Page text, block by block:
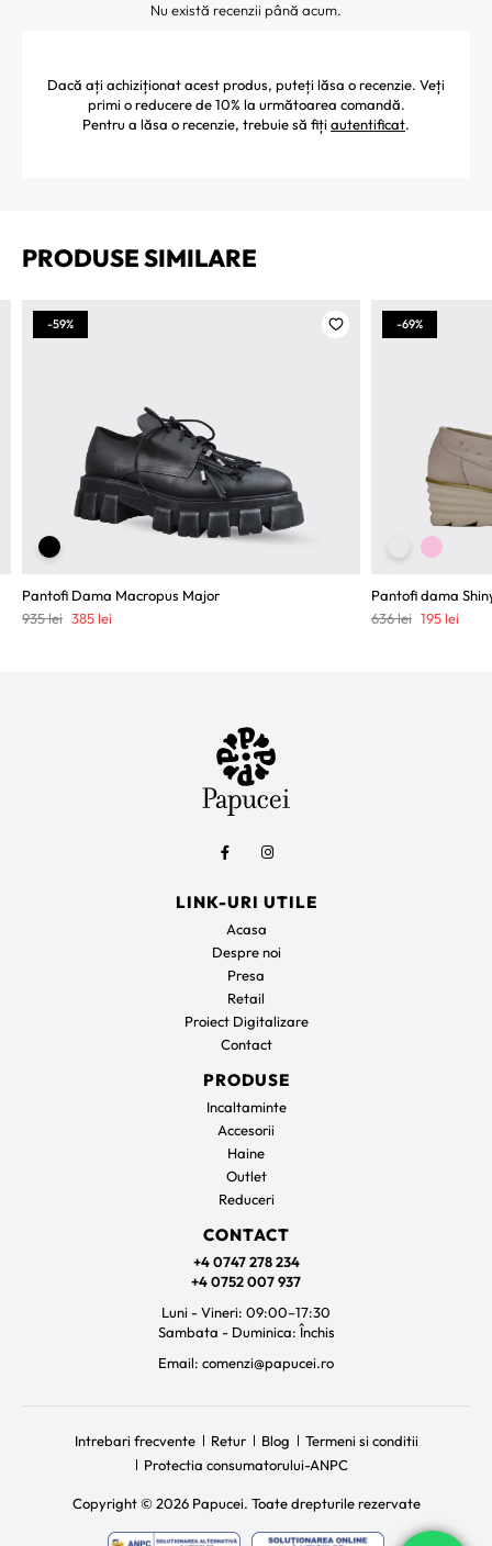
Nu există recenzii până acum.
Dacă ați achiziționat acest produs, puteți lăsa o recenzie. Veți
primi o reducere de 10% la următoarea comandă.
Pentru a lăsa o recenzie, trebuie să fiți autentificat.
PRODUSE SIMILARE
-59%
Pantofi Dama Macropus Major
935lei Prețul
385lei
-69%
Pantofi dama
636lei Prețul
195lei
LINK-URI UTILE
Acasa
Despre noi
Presa
Retail
Proiect Digitalizare
Contact
PRODUSE
Incaltaminte
Accesorii
Haine
Outlet
Reduceri
CONTACT
+4 0747 278 234
+4 0752 007 937
Luni - Vineri: 09:00–17:30
Sambata - Duminica: Închis
Email: comenzi@papucei.ro
Intrebari frecvente Retur Blog
Termeni si conditii
Protectia consumatorului-ANPC
Copyright © 2026 Papucei. Toate drepturile rezervate